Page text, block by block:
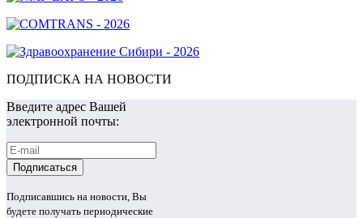
ПОДПИСКА НА НОВОСТИ
Введите адрес Вашей
электронной почты:
Подписавшись на новости, Вы
будете получать периодические